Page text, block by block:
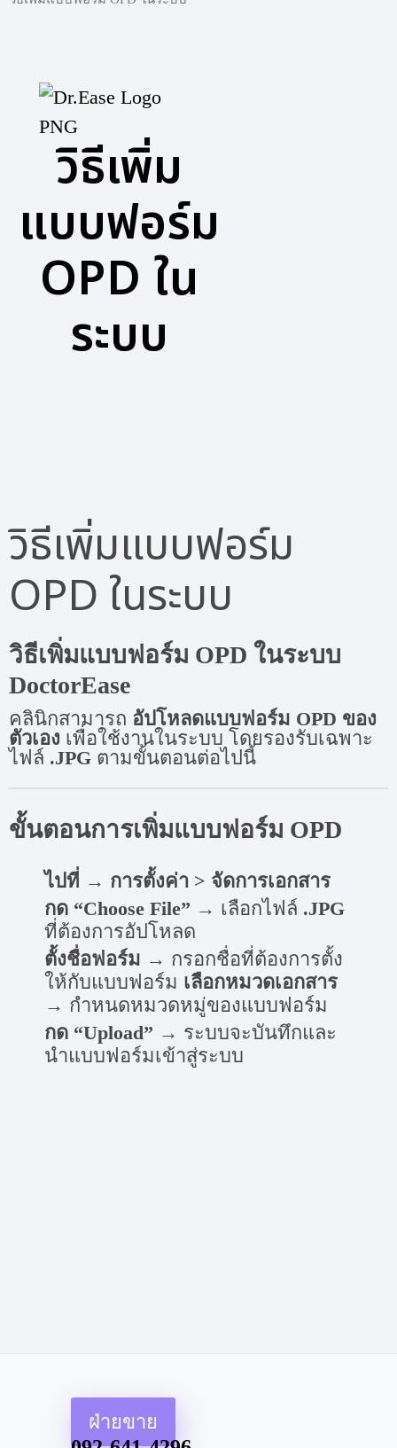
วิธีเพิ่ม
แบบฟอร์ม
OPD ใน
ระบบ
วิธีเพิ่มแบบฟอร์ม
OPD ในระบบ
วิธีเพิ่มแบบฟอร์ม OPD ในระบบ
DoctorEase
คลินิกสามารถ อัปโหลดแบบฟอร์ม OPD ของ
ตัวเอง เพื่อใช้งานในระบบ โดยรองรับเฉพาะ
ไฟล์ .JPG ตามขั้นตอนต่อไปนี้
ขั้นตอนการเพิ่มแบบฟอร์ม OPD
ไปที่ → การตั้งค่า > จัดการเอกสาร
กด “Choose File” → เลือกไฟล์ .JPG
ที่ต้องการอัปโหลด
ตั้งชื่อฟอร์ม → กรอกชื่อที่ต้องการตั้ง
ให้กับแบบฟอร์ม เลือกหมวดเอกสาร
→ กำหนดหมวดหมู่ของแบบฟอร์ม
กด “Upload” → ระบบจะบันทึกและ
นำแบบฟอร์มเข้าสู่ระบบ
ฝ่ายขาย